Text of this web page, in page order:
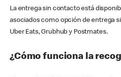
La entrega sin contacto está
asociados como opción de entrega
Uber Eats, Grubhub y Postmates.
¿Cómo funciona la